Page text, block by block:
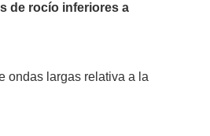
de rocío inferiores a
ondas largas relativa a la